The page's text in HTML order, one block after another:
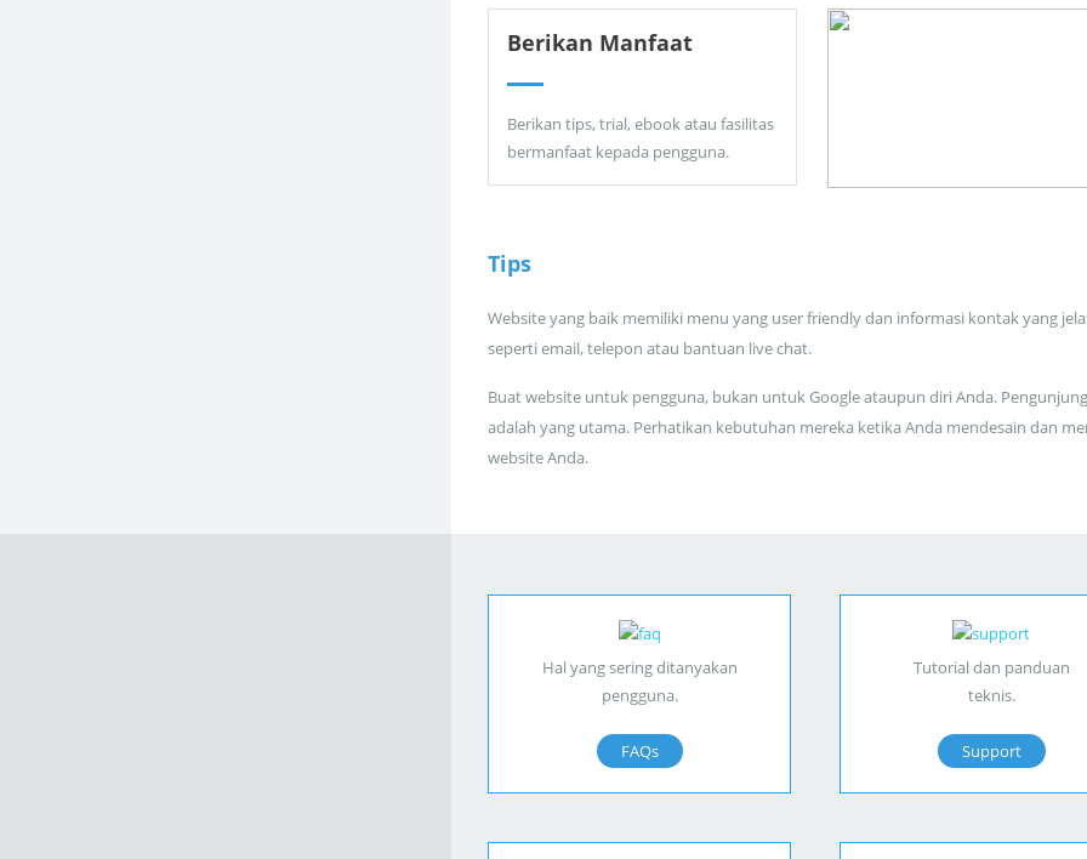
Berikan Manfaat
Berikan tips, trial, ebook atau fasilitas
bermanfaat kepada pengguna.
Tips
Website yang baik memiliki menu yang user friendly dan informasi kontak yang
seperti email, telepon atau bantuan live chat.
Buat website untuk pengguna, bukan untuk Google ataupun diri Anda.
adalah yang utama. Perhatikan kebutuhan mereka ketika Anda mendesain dan
website Anda.
Hal yang sering ditanyakan
pengguna.
FAQs
Tutorial dan panduan
teknis.
Support